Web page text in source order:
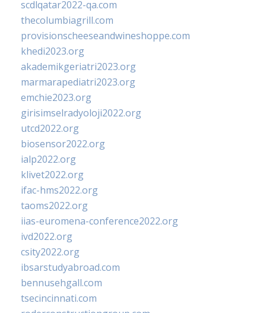
scdlqatar2022-qa.com
thecolumbiagrill.com
provisionscheeseandwineshoppe.com
khedi2023.org
akademikgeriatri2023.org
marmarapediatri2023.org
emchie2023.org
girisimselradyoloji2022.org
utcd2022.org
biosensor2022.org
ialp2022.org
klivet2022.org
ifac-hms2022.org
taoms2022.org
iias-euromena-conference2022.org
ivd2022.org
csity2022.org
ibsarstudyabroad.com
bennusehgall.com
tsecincinnati.com